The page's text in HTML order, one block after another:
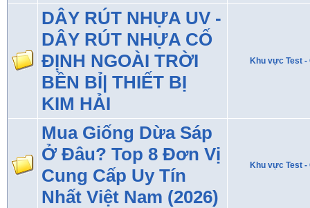
DÂY RÚT NHỰA UV -
DÂY RÚT NHỰA CỐ
ĐỊNH NGOÀI TRỜI
BỀN BỈ| THIẾT BỊ
KIM HẢI
Khu vực Test
Mua Giống Dừa Sáp
Ở Đâu? Top 8 Đơn Vị
Cung Cấp Uy Tín
Nhất Việt Nam (2026)
Khu vực Test